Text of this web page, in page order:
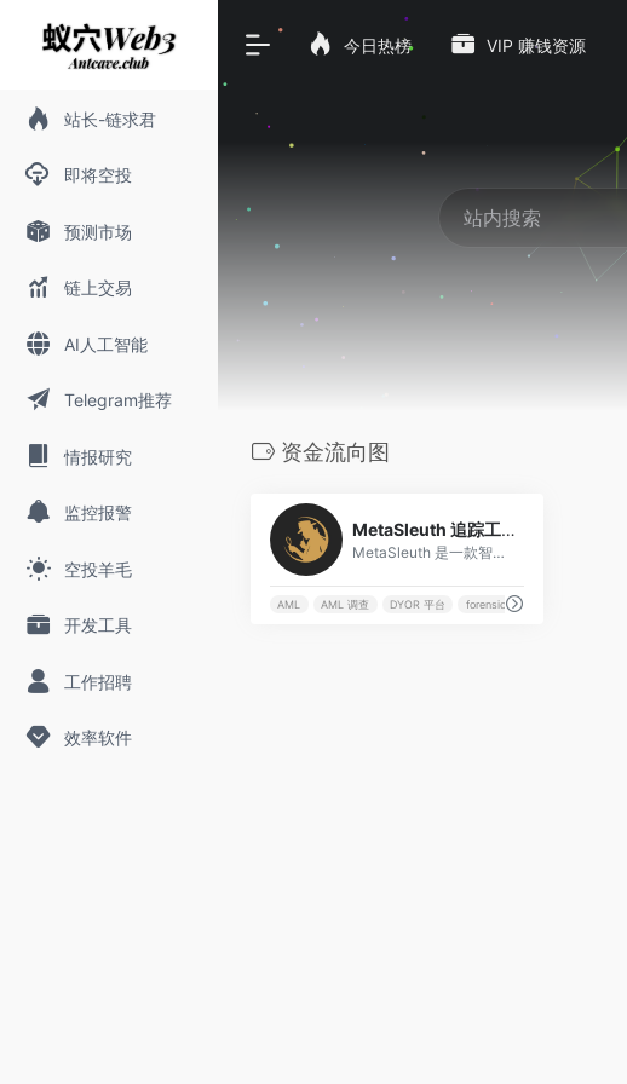
站长-链求君
即将空投
预测市场
链上交易
AI人工智能
Telegram推荐
情报研究
监控报警
空投羊毛
开发工具
工作招聘
效率软件
今日热榜 VIP 赚钱资源
资金流向图
MetaSleuth 追踪工具
MetaSleuth 是一款智能化的跨链加密货币追踪工具，支持资金流可视化、盗币追蹤、合规调查与 forensics 分析，帮助用户进行 DYOR 和实时监控。
AML AML 调查 DYOR 平台 forensics 工具